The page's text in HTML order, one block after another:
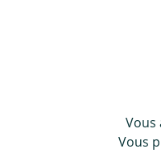
Vous
Vous